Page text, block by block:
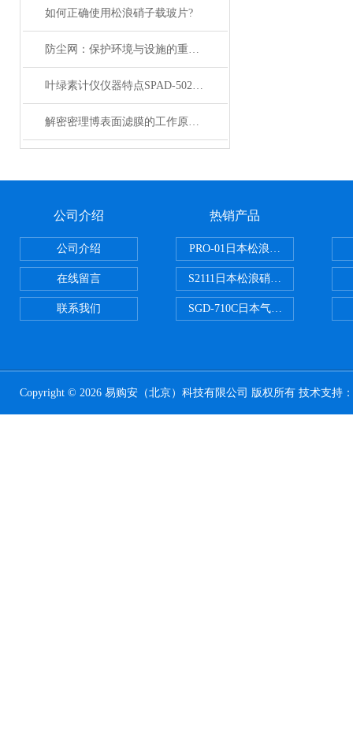
如何正确使用松浪硝子载玻片?
防尘网：保护环境与设施的重要工具
叶绿素计仪仪器特点SPAD-502Plus
解密密理博表面滤膜的工作原理与性能优势
公司介绍
公司介绍
在线留言
联系我们
热销产品
PRO-01日本松浪硝子玻璃制品载
S2111日本松浪硝子载玻片
SGD-710C日本气体分割器
Copyright © 2026 易购安（北京）科技有限公司 版权所有 技术支持：